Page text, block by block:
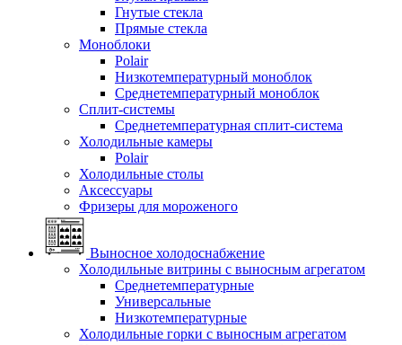
Гнутые стекла
Прямые стекла
Моноблоки
Polair
Низкотемпературный моноблок
Среднетемпературный моноблок
Сплит-системы
Среднетемпературная сплит-система
Холодильные камеры
Polair
Холодильные столы
Аксессуары
Фризеры для мороженого
Выносное холодоснабжение
Холодильные витрины с выносным агрегатом
Среднетемпературные
Универсальные
Низкотемпературные
Холодильные горки с выносным агрегатом